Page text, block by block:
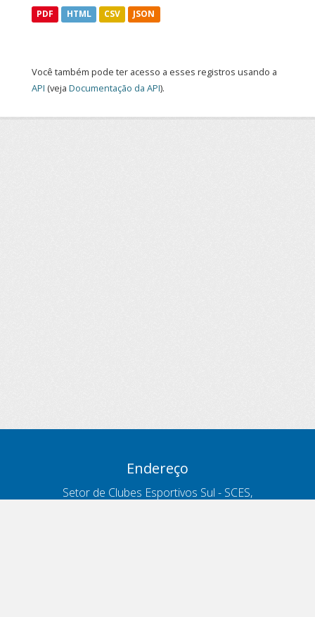
PDF HTML CSV JSON
Você também pode ter acesso a esses registros usando a
API (veja Documentação da API).
Endereço
Setor de Clubes Esportivos Sul - SCES,